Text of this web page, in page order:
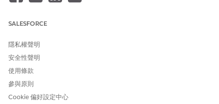
使用 Tableau 下一步啟用 Customer Lifecycle Analytics
開啟 Customer Lifecycle Analytics。
將 Customer Lifecycle Analytics 與 Tableau Next 顯示面板搭
您可以將 Customer Lifecycle Analytics 與 Tableau Next 顯示
面板搭配使用,以取得對客戶的可採取行動洞察,並回答有關您業
務的重要問題。
SALESFORCE
隱私權聲明
安全性聲明
使用條款
參與原則
Cookie 偏好設定中心